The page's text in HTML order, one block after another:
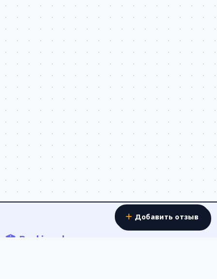
Banki.work
Добавить отзыв